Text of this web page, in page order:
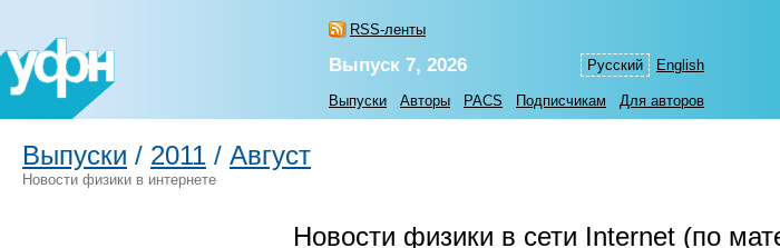
RSS-ленты
Русский English
Выпуск 7, 2026
Выпуски Авторы PACS Подписчикам Для авторов
Выпуски / 2011 / Август
Новости физики в интернете
Новости физики в сети Internet (по